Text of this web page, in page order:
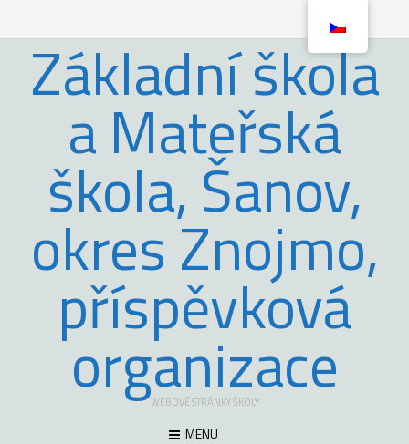
Základní škola
a Mateřská
škola, Šanov,
okres Znojmo,
příspěvková
organizace
WEBOVÉ STRÁNKY ŠKOLY
MENU